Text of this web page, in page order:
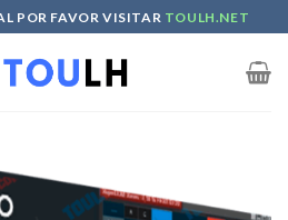
POR FAVOR VISITAR TOULH.NET